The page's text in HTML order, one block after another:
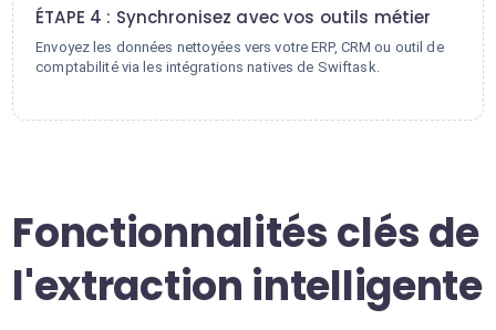
ÉTAPE 4 : Synchronisez avec vos outils métier
Envoyez les données nettoyées vers votre ERP, CRM ou outil de
comptabilité via les intégrations natives de Swiftask.
Fonctionnalités clés de
l'extraction intelligente